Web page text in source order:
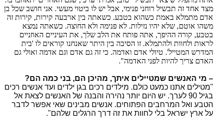
מצד אחד זה תבשיל רוחני פנימי, אבל יש לו ביטוי מעשי. אני חושב שכל בן
אדם מתמלא באמת כשהוא בטבע. כשאתה בין ארבעה קירות, קירות זה
משהו אוטם, שלא יהיו נזילות. לא פנימה ולא החוצה. כשאתה נמצא
בטבע, קורה ההיפך, אתה פותח את הלב שלך, את העיניים האוזניים
לראות ולחוות ולהתמלא. זו הסיבה בין היתר שאנחנו קוראים לו 'בית
המדרש המטייל'. טיולי אדם ואדמה. כי זה גם אדם וגם אדמה ואולי גם
האדם צריך להיות לפני האדמה".
– מי האנשים שמטיילים איתך, מהיכן הם, בני כמה הם?
"מטילים אתנו כמעט כולם. מילדים רכים בגן ילדים ועד אנשים רכים
בגיל 90 לערך. יש היום יותר נהירה והבנה של האנשים לצאת אל
הטבע ואל המרחבים הפתוחים. אנשים מבינים שאי אפשר לדבר
על ארץ ישראל בלי לחוות את זה דרך הרגלים שלהם".